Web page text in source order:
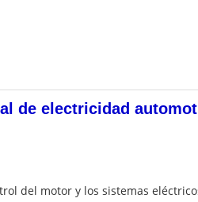
de electricidad
del motor y los sistemas